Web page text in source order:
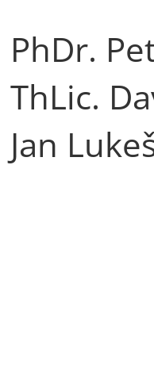
PhDr.
ThLic.
Jan